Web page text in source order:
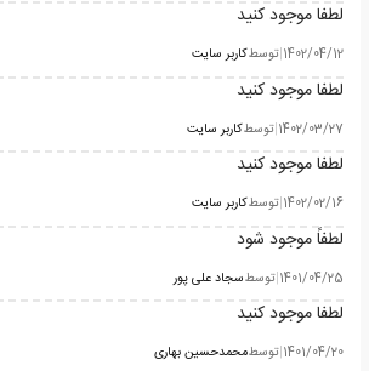
لطفا موجود کنید
1402/04/12
|توسطکاربر سایت
لطفا موجود کنید
1402/03/27
|توسطکاربر سایت
لطفا موجود کنید
1402/02/16
|توسطکاربر سایت
لطفاً موجود شود
1401/04/25
|توسطسجاد علی پور
لطفا موجود کنید
1401/04/20
|توسطمحمدحسین بهاری